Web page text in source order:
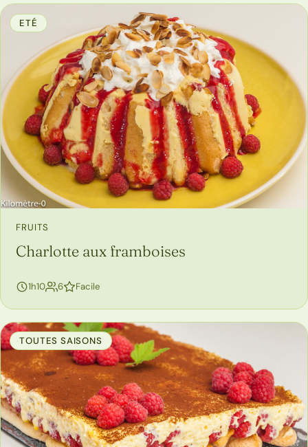
ETÉ
FRUITS
Charlotte aux framboises
1h10 6personnes
Facile
TOUTES SAISONS